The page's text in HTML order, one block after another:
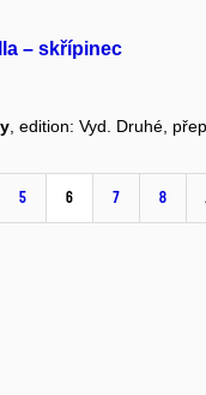
– skřípinec
, edition: Vyd. Druhé,
5 6 7 8